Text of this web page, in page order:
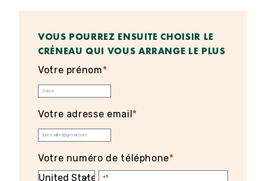
VOUS POURREZ ENSUITE CHOISIR LE
CRÉNEAU QUI VOUS ARRANGE LE PLUS
Votre prénom*
Votre adresse email*
Votre numéro de téléphone*